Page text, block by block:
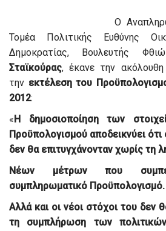
Ο
Τομέα Πολιτικής Ευθύνης
Δημοκρατίας, Βουλευτής
Σταϊκούρας, έκανε την
την εκτέλεση του
2012:
«Η δημοσιοποίηση των
Προϋπολογισμού αποδεικνύει ότι
δεν θα επιτυγχάνονταν χωρίς τη
Νέων μέτρων που
συμπληρωματικό Προϋπολογισμό.
Αλλά και οι νέοι στόχοι του δεν
τη συμπλήρωση των